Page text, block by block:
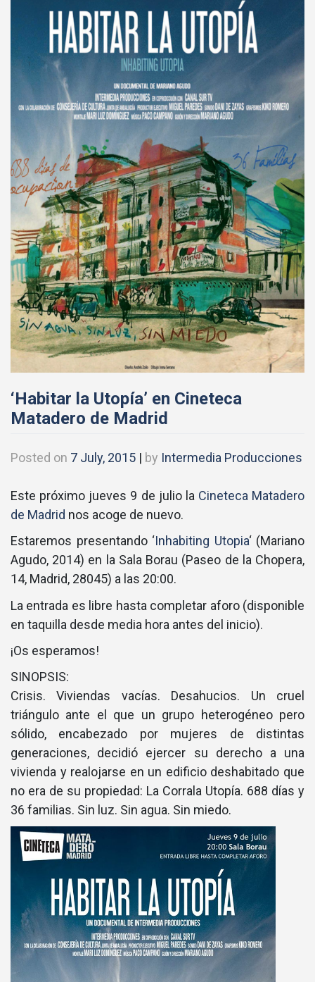
‘Habitar la Utopía’ en Cineteca
Matadero de Madrid
Posted on 7 July, 2015 | by Intermedia Producciones
Este próximo jueves 9 de julio la Cineteca Matadero
de Madrid nos acoge de nuevo.
Estaremos presentando ‘Inhabiting Utopia‘ (Mariano
Agudo, 2014) en la Sala Borau (Paseo de la Chopera,
14, Madrid, 28045) a las 20:00.
La entrada es libre hasta completar aforo (disponible
en taquilla desde media hora antes del inicio).
¡Os esperamos!
SINOPSIS:
Crisis. Viviendas vacías. Desahucios. Un cruel
triángulo ante el que un grupo heterogéneo pero
sólido, encabezado por mujeres de distintas
generaciones, decidió ejercer su derecho a una
vivienda y realojarse en un edificio deshabitado que
no era de su propiedad: La Corrala Utopía. 688 días y
36 familias. Sin luz. Sin agua. Sin miedo.